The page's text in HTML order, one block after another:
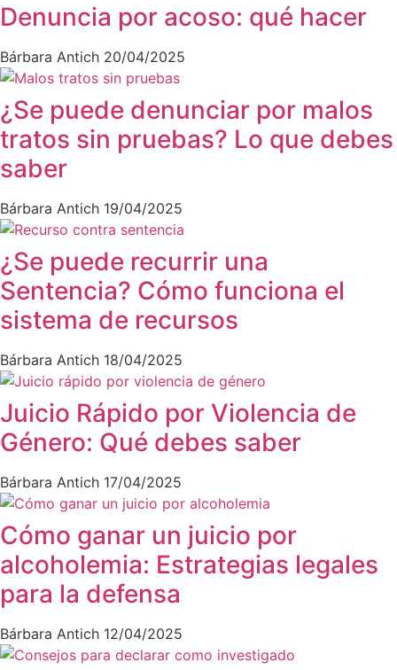
Denuncia por acoso: qué hacer
Bárbara Antich 20/04/2025
¿Se puede denunciar por malos
tratos sin pruebas? Lo que debes
saber
Bárbara Antich 19/04/2025
¿Se puede recurrir una
Sentencia? Cómo funciona el
sistema de recursos
Bárbara Antich 18/04/2025
Juicio Rápido por Violencia de
Género: Qué debes saber
Bárbara Antich 17/04/2025
Cómo ganar un juicio por
alcoholemia: Estrategias legales
para la defensa
Bárbara Antich 12/04/2025